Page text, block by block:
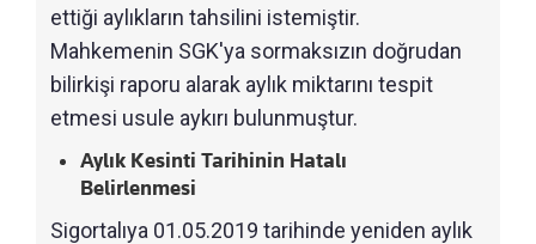
ettiği aylıkların tahsilini istemiştir.
Mahkemenin SGK'ya sormaksızın doğrudan
bilirkişi raporu alarak aylık miktarını tespit
etmesi usule aykırı bulunmuştur.
Aylık Kesinti Tarihinin Hatalı
Belirlenmesi
Sigortalıya 01.05.2019 tarihinde yeniden aylık